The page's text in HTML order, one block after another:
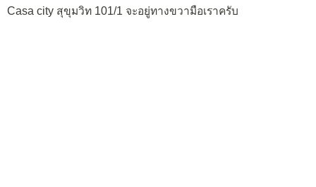
Casa city สุขุมวิท 101/1 จะอยู่ทางขวามือเราครับ